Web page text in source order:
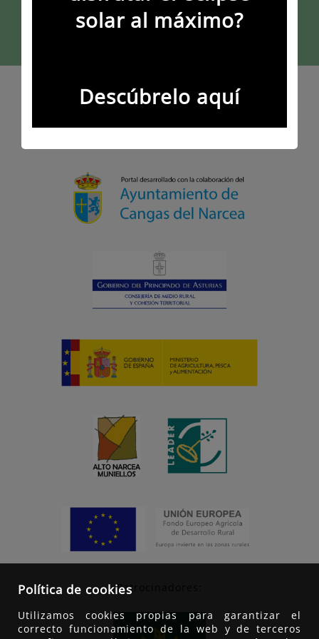
solar al máximo?
Descúbrelo aquí
Patrocinadores:
Política de cookies
Utilizamos cookies propias para garantizar el
correcto funcionamiento de la web y de terceros